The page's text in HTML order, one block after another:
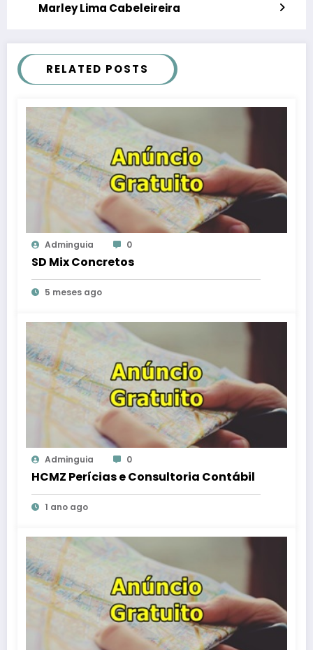
Marley Lima Cabeleireira
RELATED POSTS
Adminguia 0
SD Mix Concretos
5 meses ago
Adminguia 0
HCMZ Perícias e Consultoria Contábil
1 ano ago